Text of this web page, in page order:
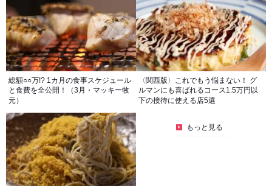
総額○○万!? 1カ月の食事スケジュール
と食費を全公開！（3月・マッキー牧
元）
〈関西版〉これでもう悩まない！ グ
ルマンにも喜ばれるコース1.5万円以
下の接待に使える店5選
もっと見る